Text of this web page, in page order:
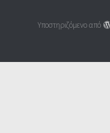
Υποστηριζόμενο από